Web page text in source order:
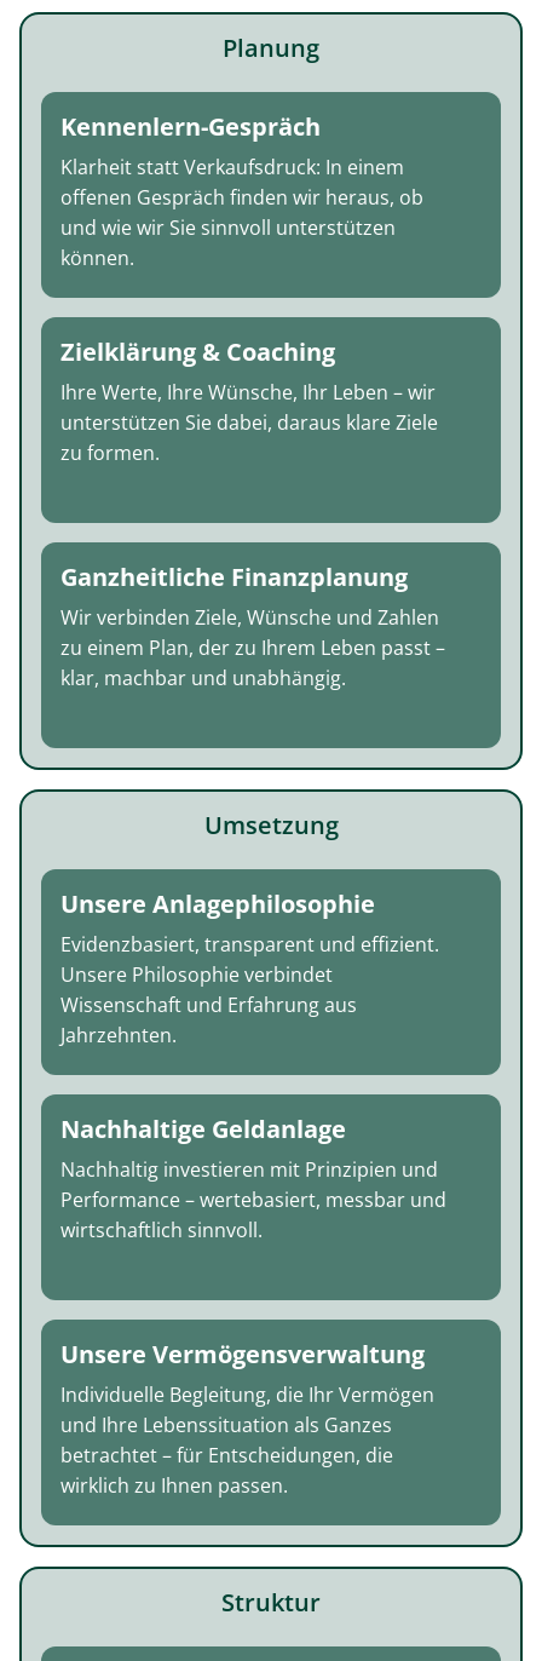
Planung
Kennenlern-Gespräch
Klarheit statt Verkaufsdruck: In einem
offenen Gespräch finden wir heraus, ob
und wie wir Sie sinnvoll unterstützen
können.
Zielklärung & Coaching
Ihre Werte, Ihre Wünsche, Ihr Leben – wir
unterstützen Sie dabei, daraus klare Ziele
zu formen.
Ganzheitliche Finanzplanung
Wir verbinden Ziele, Wünsche und Zahlen
zu einem Plan, der zu Ihrem Leben passt –
klar, machbar und unabhängig.
Umsetzung
Unsere Anlagephilosophie
Evidenzbasiert, transparent und effizient.
Unsere Philosophie verbindet
Wissenschaft und Erfahrung aus
Jahrzehnten.
Nachhaltige Geldanlage
Nachhaltig investieren mit Prinzipien und
Performance – wertebasiert, messbar und
wirtschaftlich sinnvoll.
Unsere Vermögensverwaltung
Individuelle Begleitung, die Ihr Vermögen
und Ihre Lebenssituation als Ganzes
betrachtet – für Entscheidungen, die
wirklich zu Ihnen passen.
Struktur